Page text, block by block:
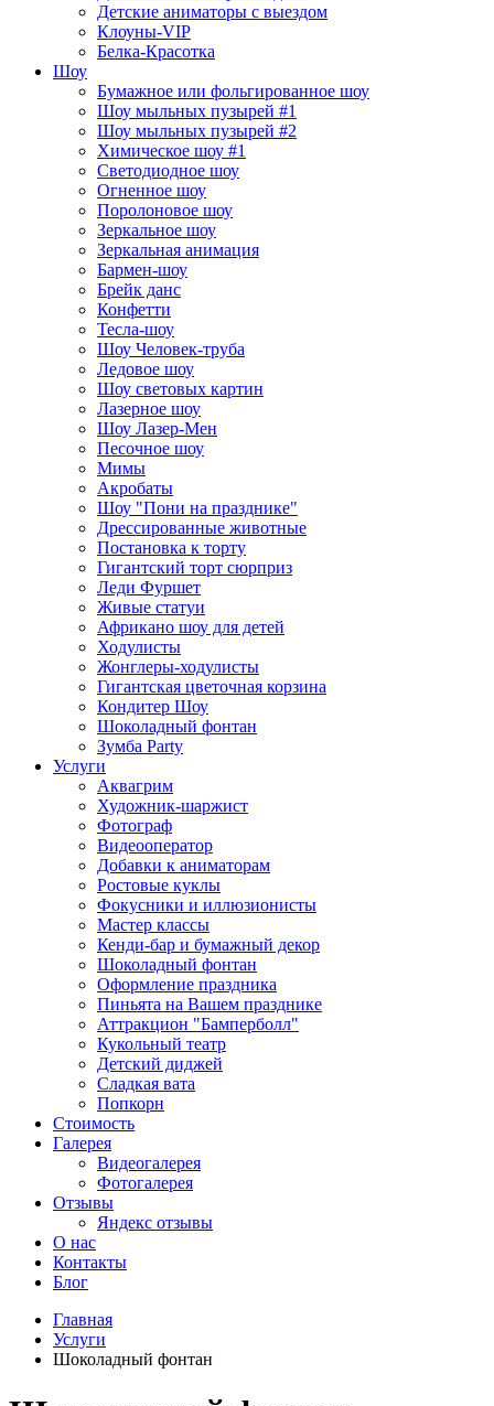
Детские аниматоры с выездом
Клоуны-VIP
Белка-Красотка
Шоу
Бумажное или фольгированное шоу
Шоу мыльных пузырей #1
Шоу мыльных пузырей #2
Химическое шоу #1
Светодиодное шоу
Огненное шоу
Поролоновое шоу
Зеркальное шоу
Зеркальная анимация
Бармен-шоу
Брейк данс
Конфетти
Тесла-шоу
Шоу Человек-труба
Ледовое шоу
Шоу световых картин
Лазерное шоу
Шоу Лазер-Мен
Песочное шоу
Мимы
Акробаты
Шоу "Пони на празднике"
Дрессированные животные
Постановка к торту
Гигантский торт сюрприз
Леди Фуршет
Живые статуи
Африкано шоу для детей
Ходулисты
Жонглеры-ходулисты
Гигантская цветочная корзина
Кондитер Шоу
Шоколадный фонтан
Зумба Party
Услуги
Аквагрим
Художник-шаржист
Фотограф
Видеооператор
Добавки к аниматорам
Ростовые куклы
Фокусники и иллюзионисты
Мастер классы
Кенди-бар и бумажный декор
Шоколадный фонтан
Оформление праздника
Пиньята на Вашем празднике
Аттракцион "Бамперболл"
Кукольный театр
Детский диджей
Сладкая вата
Попкорн
Стоимость
Галерея
Видеогалерея
Фотогалерея
Отзывы
Яндекс отзывы
О нас
Контакты
Блог
Главная
Услуги
Шоколадный фонтан